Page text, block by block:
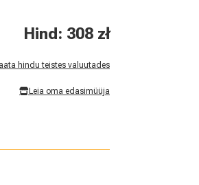
Hind: 308 zł
hindu teistes valuutades
Leia oma edasimüüja